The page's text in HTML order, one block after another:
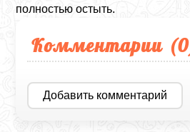
полностью остыть.
Комментарии (0
Добавить комментарий